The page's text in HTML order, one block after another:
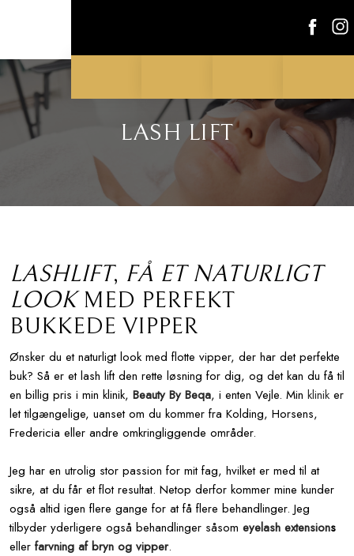
LASH LIFT​
LASHLIFT, FÅ ET NATURLIGT
LOOKMED PERFEKT
BUKKEDE VIPPER
​​Ønsker du et naturligt look med flotte vipper, der har det perfekte
buk? Så er et lash lift den rette løsning for dig, og det kan du få til
en billig pris i min klinik, Beauty By Beqa, i enten Vejle. Min kliniker
let tilgængelige, uanset om du kommer fra Kolding, Horsens,
Fredericia eller andre omkringliggende områder.
Jeg har en utrolig stor passion for mit fag, hvilket er med til at
sikre, at du får et flot resultat. Netop derfor kommer mine kunder
også altid igen flere gange for at få flere behandlinger. Jeg
tilbyder yderligere også behandlinger såsom eyelash extensions
eller farvning af bryn og vipper.